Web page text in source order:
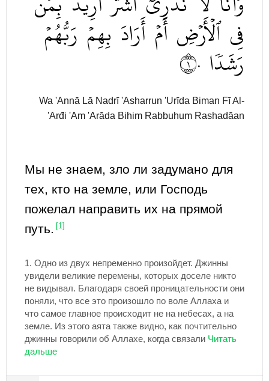
فِي ٱلۡأَرۡضِ أَمۡ أَرَادَ بِهِمۡ رَبُّهُمۡ
رَشَدٗا ١٠
Wa 'Annā Lā Nadrī 'Asharrun 'Urīda Biman Fī Al-
'Arđi 'Am 'Arāda Bihim Rabbuhum Rashadāan
Мы не знаем, зло ли задумано для
тех, кто на земле, или Господь
пожелал направить их на прямой
путь.
[1]
1. Одно из двух непременно произойдет. Джинны
увидели великие перемены, которых доселе никто
не видывал. Благодаря своей проницательности они
поняли, что все это произошло по воле Аллаха и
что самое главное происходит не на небесах, а на
земле. Из этого аята также видно, как почтительно
джинны говорили об Аллахе, когда связали